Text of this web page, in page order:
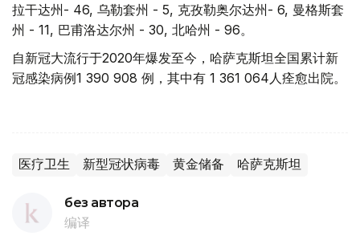
拉干达州- 46, 乌勒套州 - 5, 克孜勒奥尔达州- 6, 曼格斯套
州 - 11, 巴甫洛达尔州 - 30, 北哈州 - 96。
自新冠大流行于2020年爆发至今，哈萨克斯坦全国累计新
冠感染病例1 390 908 例，其中有 1 361 064人痊愈出院。
医疗卫生 新型冠状病毒 黄金储备 哈萨克斯坦
без автора
编译